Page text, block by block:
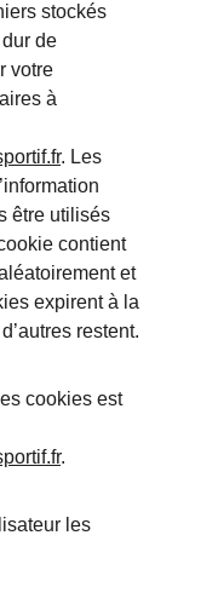
stockés
de
votre
à
. Les
être utilisés
contient
et
expirent à la
restent.
cookies est
.
les